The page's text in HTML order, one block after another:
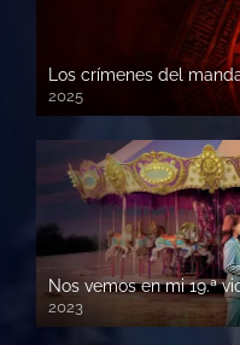
Los crímenes del
2025
Nos vemos en mi 19.ª
2023